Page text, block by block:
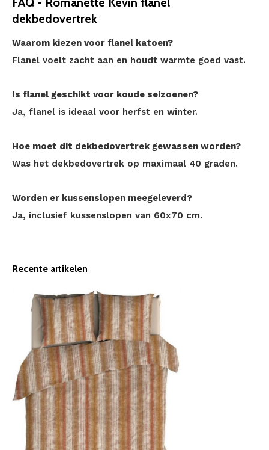
dekbedovertrek
Waarom kiezen voor flanel katoen?
Flanel voelt zacht aan en houdt warmte goed vast.
Is flanel geschikt voor koude seizoenen?
Ja, flanel is ideaal voor herfst en winter.
Hoe moet dit dekbedovertrek gewassen worden?
Was het dekbedovertrek op maximaal 40 graden.
Worden er kussenslopen meegeleverd?
Ja, inclusief kussenslopen van 60x70 cm.
Recente artikelen